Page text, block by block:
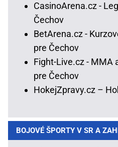
CasinoArena.cz -
Čechov
BetArena.cz -
pre Čechov
Fight-Live.cz - MMA
pre Čechov
HokejZpravy.cz –
BOJOVÉ ŠPORTY V SR A